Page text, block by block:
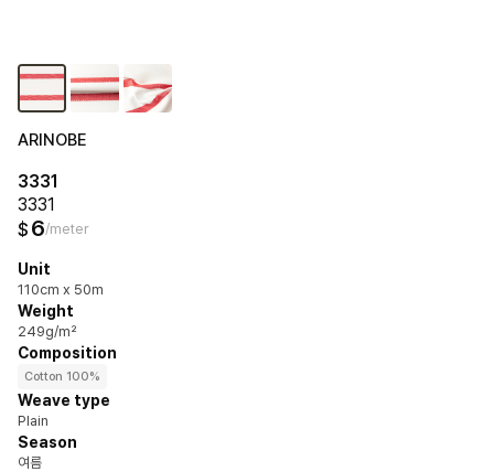
ARINOBE
3331
3331
$ 6/meter
Unit
110cm x 50m
Weight
249g/m²
Composition
Cotton 100%
Weave type
Plain
Season
여름